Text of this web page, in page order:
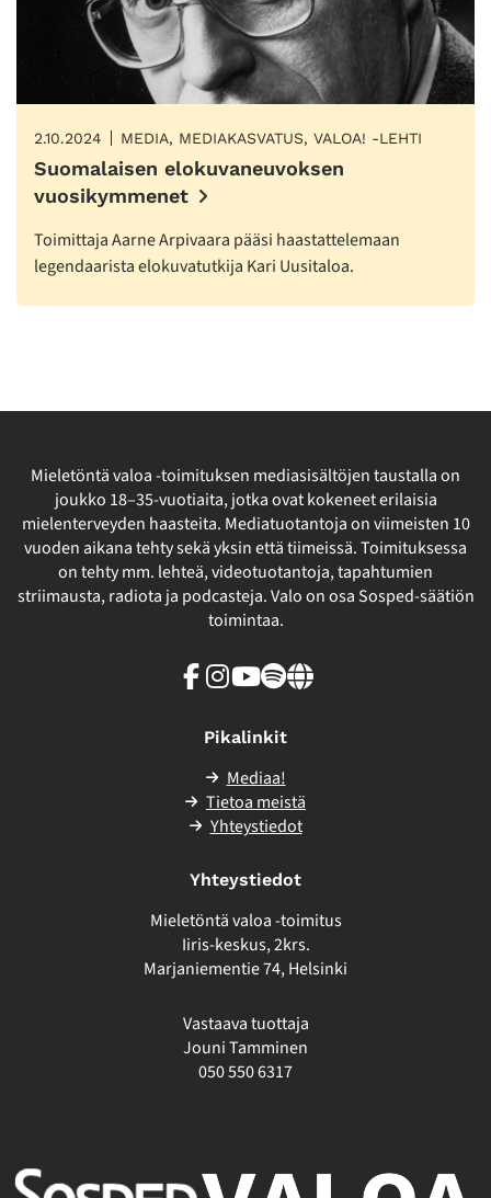
2.10.2024 MEDIA, MEDIAKASVATUS, VALOA! -LEHTI
Suomalaisen elokuvaneuvoksen
vuosikymmenet
Toimittaja Aarne Arpivaara pääsi haastattelemaan
legendaarista elokuvatutkija Kari Uusitaloa.
Mieletöntä valoa -toimituksen mediasisältöjen taustalla on
joukko 18–35-vuotiaita, jotka ovat kokeneet erilaisia
mielenterveyden haasteita. Mediatuotantoja on viimeisten 10
vuoden aikana tehty sekä yksin että tiimeissä. Toimituksessa
on tehty mm. lehteä, videotuotantoja, tapahtumien
striimausta, radiota ja podcasteja. Valo on osa Sosped-säätiön
toimintaa.
Facebook
Instagram
Youtube
SpotifyLinkki
Pikalinkit
Mediaa!
Tietoa meistä
Yhteystiedot
Yhteystiedot
Mieletöntä valoa -toimitus
Iiris-keskus, 2krs.
Marjaniementie 74, Helsinki
Vastaava tuottaja
Jouni Tamminen
050 550 6317